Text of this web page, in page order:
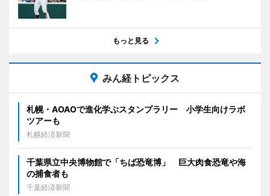
もっと見る
みん経トピックス
札幌・AOAOで進化学ぶスタンプラリー 小学生向けラボ
ツアーも
札幌経済新聞
千葉県立中央博物館で「ちば恐竜博」 巨大肉食恐竜や海
の捕食者も
千葉経済新聞